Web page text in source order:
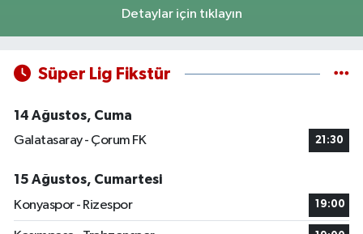
Detaylar için tıklayın
Süper Lig Fikstür
14 Ağustos, Cuma
Galatasaray - Çorum FK
21:30
15 Ağustos, Cumartesi
Konyaspor - Rizespor
19:00